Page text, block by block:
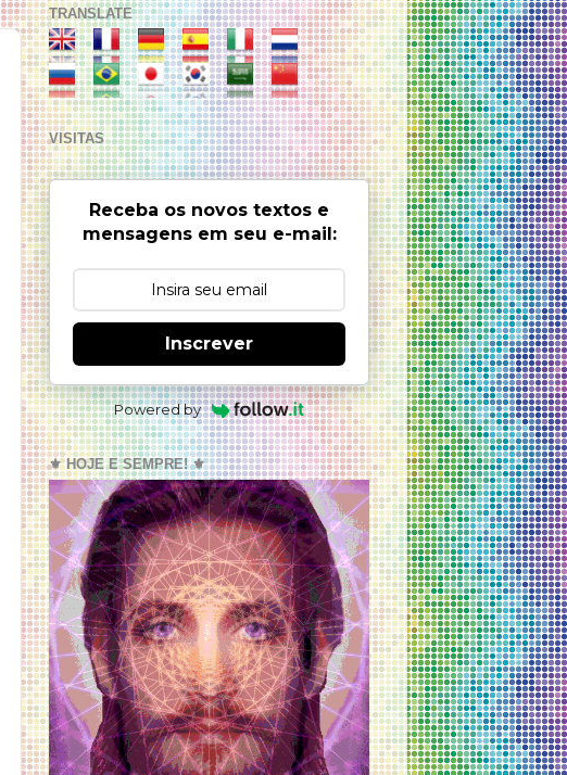
TRANSLATE
VISITAS
Receba os novos textos e
mensagens em seu e-mail:
Inscrever
Powered by
⚜️ HOJE E SEMPRE! ⚜️